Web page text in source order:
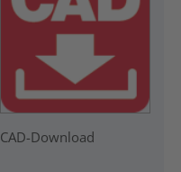
CAD-Download